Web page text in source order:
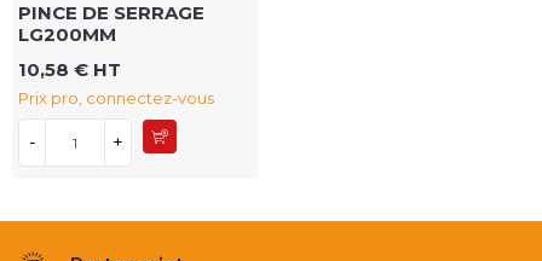
PINCE DE SERRAGE
LG200MM
10,58 € HT
Prix pro, connectez-vous
- +